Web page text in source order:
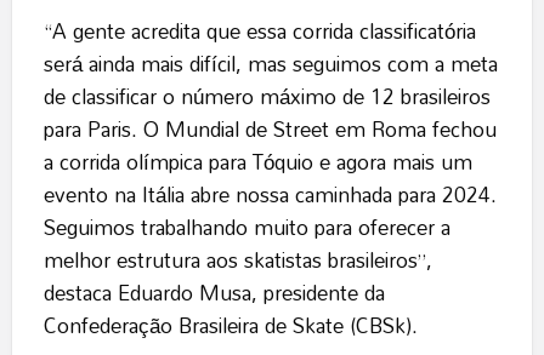
“A gente acredita que essa corrida classificatória
será ainda mais difícil, mas seguimos com a meta
de classificar o número máximo de 12 brasileiros
para Paris. O Mundial de Street em Roma fechou
a corrida olímpica para Tóquio e agora mais um
evento na Itália abre nossa caminhada para 2024.
Seguimos trabalhando muito para oferecer a
melhor estrutura aos skatistas brasileiros”,
destaca Eduardo Musa, presidente da
Confederação Brasileira de Skate (CBSk).